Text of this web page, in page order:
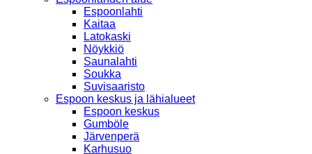
Espoonlahti
Kaitaa
Latokaski
Nöykkiö
Saunalahti
Soukka
Suvisaaristo
Espoon keskus ja lähialueet
Espoon keskus
Gumböle
Järvenperä
Karhusuo